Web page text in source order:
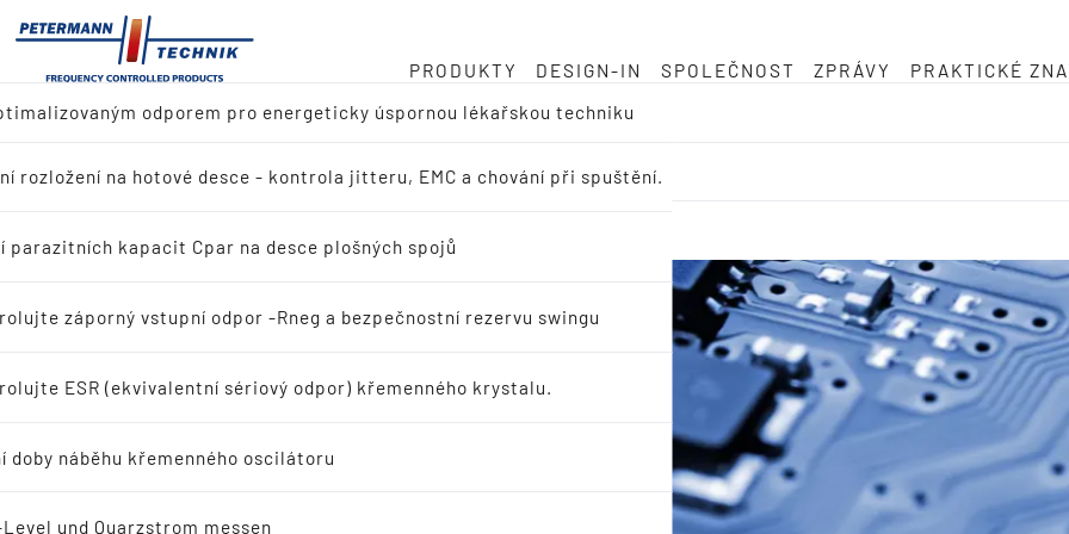
PRODUKTY DESIGN-IN
v MHz
SPOLEČNOST ZPRÁVY
PRAKTICKÉ
odporem pro energeticky úspornou lékařskou techniku
rozložení na hotové desce - kontrola jitteru, EMC a chování při spuštění.
parazitních kapacit Cpar na desce plošných spojů
záporný vstupní odpor -Rneg a bezpečnostní rezervu swingu
ESR (ekvivalentní sériový odpor) křemenného krystalu.
doby náběhu křemenného oscilátoru
und Quarzstrom messen